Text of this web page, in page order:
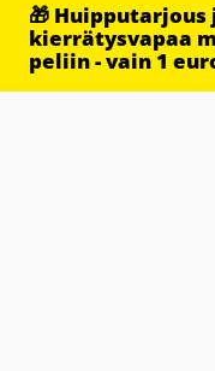
🎁
kierrätysvapaa
peliin - vain 1